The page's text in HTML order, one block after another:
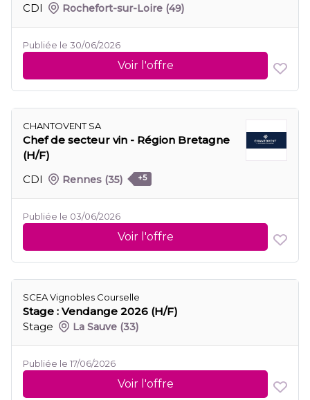
CDI
Rochefort-sur-Loire (49)
Publiée le 30/06/2026
Voir l'offre
CHANTOVENT SA
Chef de secteur vin - Région Bretagne
(H/F)
CDI
Rennes (35) +5
Publiée le 03/06/2026
Voir l'offre
SCEA Vignobles Courselle
Stage : Vendange 2026 (H/F)
Stage
La Sauve (33)
Publiée le 17/06/2026
Voir l'offre